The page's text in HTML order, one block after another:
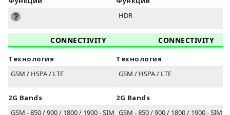
CONNECTIVITY
Технология
GSM / HSPA / LTE
2G Bands
GSM - 850 / 900 / 1800 / 1900 - SIM 1 & SIM 2
HDR
CONNECTIVITY
Технология
GSM / HSPA / LTE
2G Bands
GSM - 850 / 900 / 1800 / 1900 - SIM 1